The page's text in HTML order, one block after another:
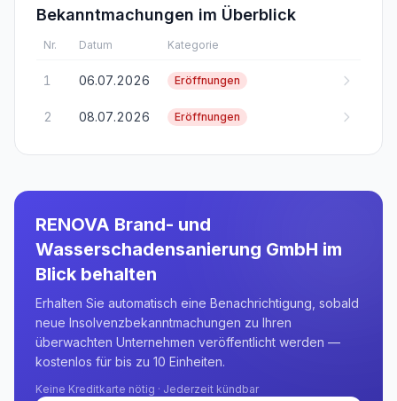
Bekanntmachungen im Überblick
Nr. Datum Kategorie
1 06.07.2026 Eröffnungen
2 08.07.2026 Eröffnungen
RENOVA Brand- und
Wasserschadensanierung GmbH im
Blick behalten
Erhalten Sie automatisch eine Benachrichtigung, sobald
neue Insolvenzbekanntmachungen zu Ihren
überwachten Unternehmen veröffentlicht werden —
kostenlos für bis zu 10 Einheiten.
Keine Kreditkarte nötig · Jederzeit kündbar